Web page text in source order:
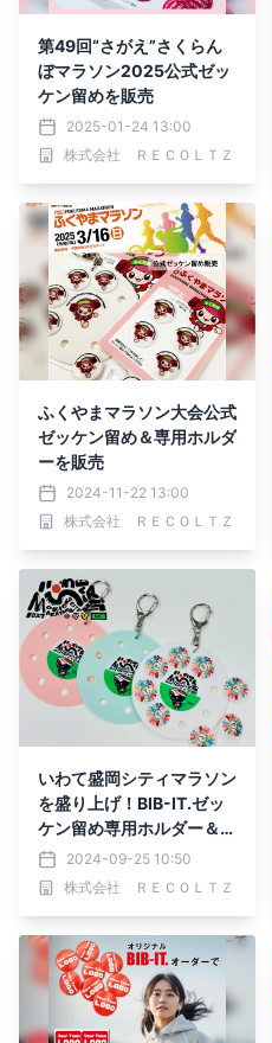
第49回“さがえ”さくらん
ぼマラソン2025公式ゼッ
ケン留めを販売
2025-01-24 13:00
株式会社 ＲＥＣＯＬＴＺ
ふくやまマラソン大会公式
ゼッケン留め＆専用ホルダ
ーを販売
2024-11-22 13:00
株式会社 ＲＥＣＯＬＴＺ
いわて盛岡シティマラソン
を盛り上げ！BIB-IT.ゼッ
ケン留め専用ホルダー＆T
シャツを販売
2024-09-25 10:50
株式会社 ＲＥＣＯＬＴＺ